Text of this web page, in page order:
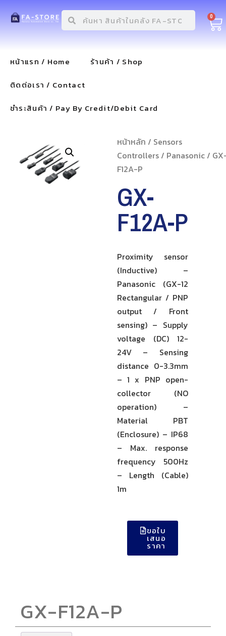
0
หน้าแรก / Home
ร้านค้า / Shop
ติดต่อเรา / Contact
ชำระสินค้า / Pay By Credit/Debit Card
หน้าหลัก / Sensors
Controllers/ Panasonic/
F12A-P
GX-
F12A-P
Proximity sensor
(Inductive) –
Panasonic (GX-12
Rectangular / PNP
output / Front
sensing) – Supply
voltage (DC) 12-
24V – Sensing
distance 0-3.3mm
– 1 x PNP open-
collector (NO
operation) –
Material PBT
(Enclosure) – IP68
– Max. response
frequency 500Hz
– Length (Cable)
1m
ขอใบ
เสนอ
ราคา
GX-F12A-P